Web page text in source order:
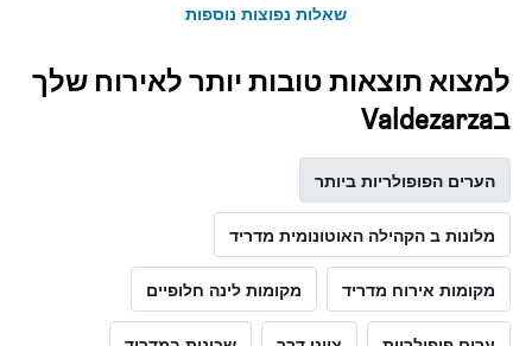
שאלות נפוצות נוספות
למצוא תוצאות טובות יותר לאירוח שלך
בValdezarza
הערים הפופולריות ביותר
מלונות ב הקהילה האוטונומית מדריד
מקומות אירוח מדריד מקומות לינה חלופיים